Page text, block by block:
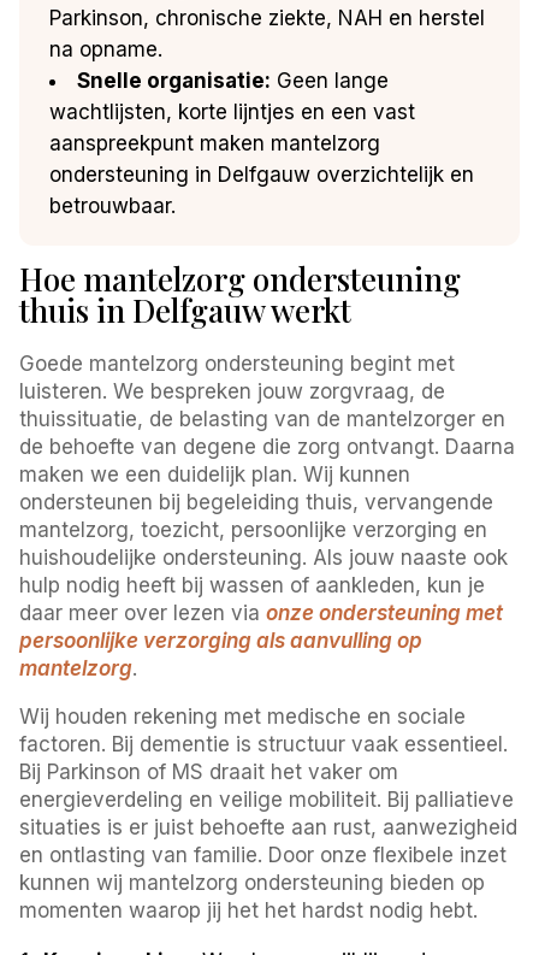
Parkinson, chronische ziekte, NAH en herstel
na opname.
Snelle organisatie: Geen lange
wachtlijsten, korte lijntjes en een vast
aanspreekpunt maken mantelzorg
ondersteuning in Delfgauw overzichtelijk en
betrouwbaar.
Hoe mantelzorg ondersteuning
thuis in Delfgauw werkt
Goede mantelzorg ondersteuning begint met
luisteren. We bespreken jouw zorgvraag, de
thuissituatie, de belasting van de mantelzorger en
de behoefte van degene die zorg ontvangt. Daarna
maken we een duidelijk plan. Wij kunnen
ondersteunen bij begeleiding thuis, vervangende
mantelzorg, toezicht, persoonlijke verzorging en
huishoudelijke ondersteuning. Als jouw naaste ook
hulp nodig heeft bij wassen of aankleden, kun je
daar meer over lezen viaonze ondersteuning met
persoonlijke verzorging als aanvulling op
mantelzorg.
Wij houden rekening met medische en sociale
factoren. Bij dementie is structuur vaak essentieel.
Bij Parkinson of MS draait het vaker om
energieverdeling en veilige mobiliteit. Bij palliatieve
situaties is er juist behoefte aan rust, aanwezigheid
en ontlasting van familie. Door onze flexibele inzet
kunnen wij mantelzorg ondersteuning bieden op
momenten waarop jij het het hardst nodig hebt.